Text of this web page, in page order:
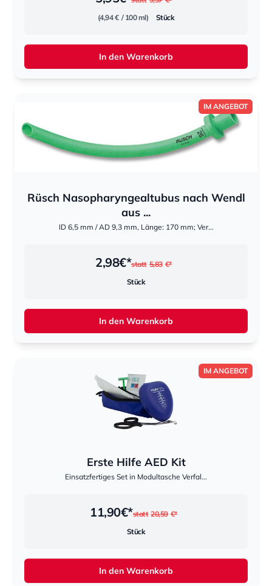
(4,94 € / 100 ml) Stück
In den Warenkorb
IM ANGEBOT
Rüsch Nasopharyngealtubus nach Wendl
aus ...
ID 6,5 mm / AD 9,3 mm, Länge: 170 mm; Ver...
statt 5,83 €*
2,98€*
Stück
In den Warenkorb
IM ANGEBOT
Erste Hilfe AED Kit
Einsatzfertiges Set in Modultasche Verfal...
statt 20,59 €*
11,90€*
Stück
In den Warenkorb